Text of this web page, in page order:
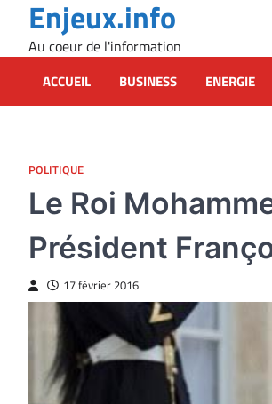
content
Enjeux.info
Au coeur de l'information
ACCUEIL BUSINESS ENERGIE
POLITIQUE
Le Roi
Président
17 février 2016